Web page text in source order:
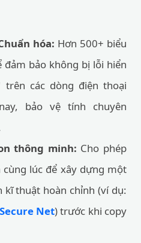
hóa: Hơn 500+ biểu
bảo không bị lỗi hiển
các dòng điện thoại
bảo vệ tính chuyên
thông minh: Cho phép
cùng lúc để xây dựng một
kĩ thuật hoàn chỉnh (ví dụ:
Secure Net) trước khi copy